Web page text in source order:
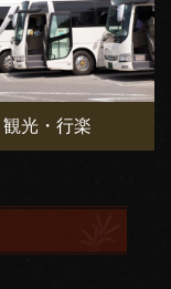
観光・行楽